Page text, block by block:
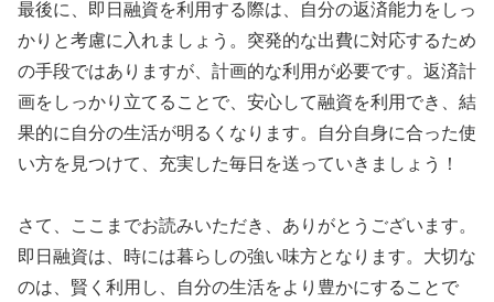
最後に、即日融資を利用する際は、自分の返済能力をしっ
かりと考慮に入れましょう。突発的な出費に対応するため
の手段ではありますが、計画的な利用が必要です。返済計
画をしっかり立てることで、安心して融資を利用でき、結
果的に自分の生活が明るくなります。自分自身に合った使
い方を見つけて、充実した毎日を送っていきましょう！
さて、ここまでお読みいただき、ありがとうございます。
即日融資は、時には暮らしの強い味方となります。大切な
のは、賢く利用し、自分の生活をより豊かにすることで